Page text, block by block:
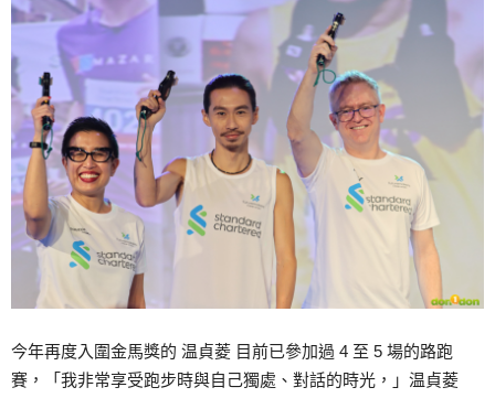
今年再度入圍金馬獎的 温貞菱 目前已參加過 4 至 5 場的路跑
賽，「我非常享受跑步時與自己獨處、對話的時光，」温貞菱